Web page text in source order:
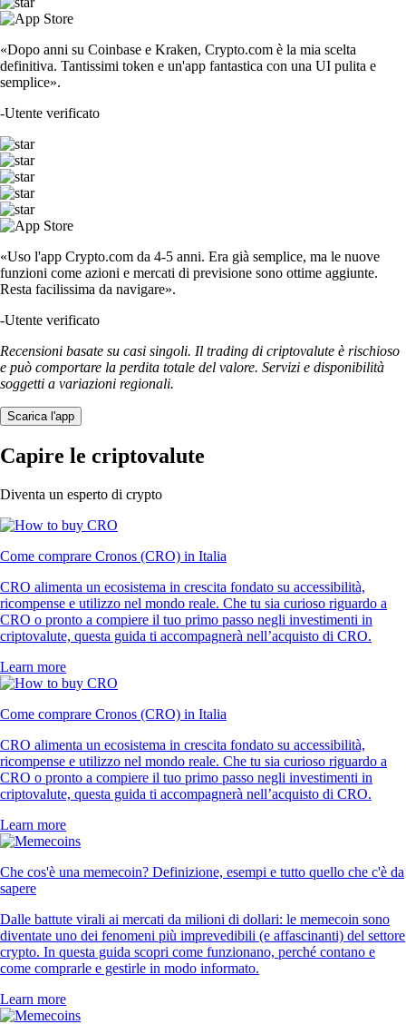
«Dopo anni su Coinbase e Kraken, Crypto.com è la mia scelta
definitiva. Tantissimi token e un'app fantastica con una UI pulita e
semplice».
-Utente verificato
«Uso l'app Crypto.com da 4-5 anni. Era già semplice, ma le nuove
funzioni come azioni e mercati di previsione sono ottime aggiunte.
Resta facilissima da navigare».
-Utente verificato
Recensioni basate su casi singoli. Il trading di criptovalute è rischioso
e può comportare la perdita totale del valore. Servizi e disponibilità
soggetti a variazioni regionali.
Scarica l'app
Capire le criptovalute
Diventa un esperto di crypto
Come comprare Cronos (CRO) in Italia
CRO alimenta un ecosistema in crescita fondato su accessibilità,
ricompense e utilizzo nel mondo reale. Che tu sia curioso riguardo a
CRO o pronto a compiere il tuo primo passo negli investimenti in
criptovalute, questa guida ti accompagnerà nell’acquisto di CRO.
Learn more
Come comprare Cronos (CRO) in Italia
CRO alimenta un ecosistema in crescita fondato su accessibilità,
ricompense e utilizzo nel mondo reale. Che tu sia curioso riguardo a
CRO o pronto a compiere il tuo primo passo negli investimenti in
criptovalute, questa guida ti accompagnerà nell’acquisto di CRO.
Learn more
Che cos'è una memecoin? Definizione, esempi e tutto quello che c'è da
sapere
Dalle battute virali ai mercati da milioni di dollari: le memecoin sono
diventate uno dei fenomeni più imprevedibili (e affascinanti) del settore
crypto. In questa guida scopri come funzionano, perché contano e
come comprarle e gestirle in modo informato.
Learn more